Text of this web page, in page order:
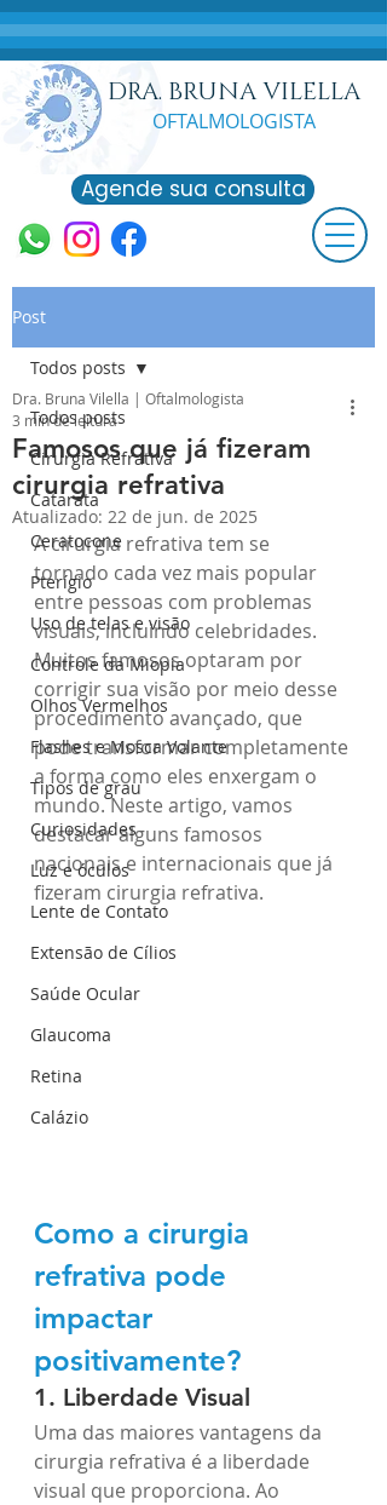
Agende sua consulta
DRA. BRUNA VILELLA
OFTALMOLOGISTA
Post
Todos posts
Cirurgia Refrativa
Catarata
Ceratocone
Pterígio
Uso de telas e visão
Controle da Miopia
Olhos Vermelhos
Flashes e Mosca Volante
Tipos de grau
Curiosidades
Luz e óculos
Lente de Contato
Extensão de Cílios
Saúde Ocular
Glaucoma
Retina
Calázio
Todos posts
Famosos que já fizeram
cirurgia refrativa
Dra. Bruna Vilella | Oftalmologista
3 min de leitura
Atualizado: 22 de jun. de 2025
A cirurgia refrativa tem se
tornado cada vez mais popular
entre pessoas com problemas
visuais, incluindo celebridades.
Muitos famosos optaram por
corrigir sua visão por meio desse
procedimento avançado, que
pode transformar completamente
a forma como eles enxergam o
mundo. Neste artigo, vamos
destacar alguns famosos
nacionais e internacionais que já
fizeram cirurgia refrativa.
Como a cirurgia
refrativa pode
impactar
positivamente?
1. Liberdade Visual
Uma das maiores vantagens da
cirurgia refrativa é a liberdade
visual que proporciona. Ao